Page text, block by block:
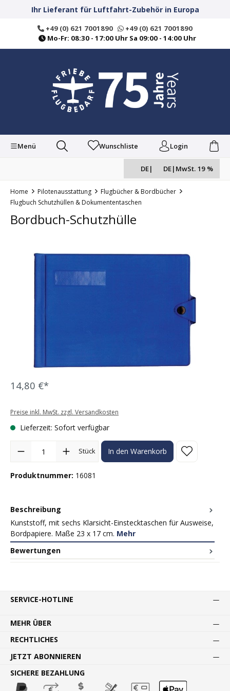
springenIhr Lieferant für Luftfahrt-Zubehör in Europa
+49 (0) 621 7001890
+49 (0) 621 7001890
Mo-Fr: 08:30 - 17:00 Uhr Sa 09:00 - 14:00 Uhr
Menü Wunschliste Login
DE| DE| MwSt. 19 %
Home Pilotenausstattung
Flugbücher & Bordbücher
Flugbuch Schutzhüllen & Dokumententaschen
Bordbuch-Schutzhülle
Bildergalerie überspringen
14,80 €*
Preise inkl. MwSt. zzgl. Versandkosten
Lieferzeit: Sofort verfügbar
Produkt Anzahl: Gib den gewünschten Wert ein oder benutze die
Stück In den Warenkorb
Produktnummer: 16081
Beschreibung
Kunststoff, mit sechs Klarsicht-Einstecktaschen für Ausweise,
Bordpapiere. Maße 23 x 17 cm. Mehr
Bewertungen
SERVICE-HOTLINE
MEHR ÜBER
RECHTLICHES
JETZT ABONNIEREN
SICHERE BEZAHLUNG